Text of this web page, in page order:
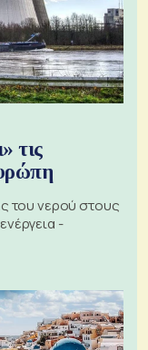
τις
του νερού στους
-